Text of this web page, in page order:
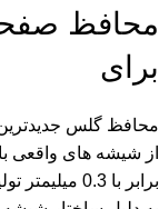
محافظ
برای
محافظ گلس
از شیشه های واقعی
برابر با 0.3 میلیمتر تولید شده است،